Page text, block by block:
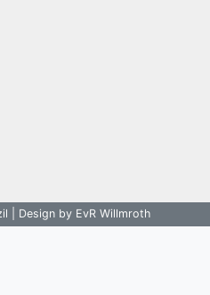
| Design by EvR Willmroth